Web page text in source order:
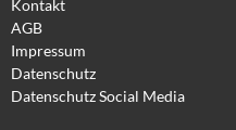
Kontakt
AGB
Impressum
Datenschutz
Datenschutz Social Media